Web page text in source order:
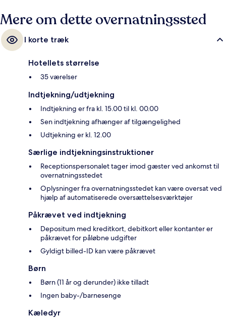
Mere om dette overnatningssted
I korte træk
Hotellets størrelse
35 værelser
Indtjekning/udtjekning
Indtjekning er fra kl. 15.00 til kl. 00.00
Sen indtjekning afhænger af tilgængelighed
Udtjekning er kl. 12.00
Særlige indtjekningsinstruktioner
Receptionspersonalet tager imod gæster ved ankomst til
overnatningsstedet
Oplysninger fra overnatningsstedet kan være oversat ved
hjælp af automatiserede oversættelsesværktøjer
Påkrævet ved indtjekning
Depositum med kreditkort, debitkort eller kontanter er
påkrævet for påløbne udgifter
Gyldigt billed-ID kan være påkrævet
Børn
Børn (11 år og derunder) ikke tilladt
Ingen baby-/barnesenge
Kæledyr